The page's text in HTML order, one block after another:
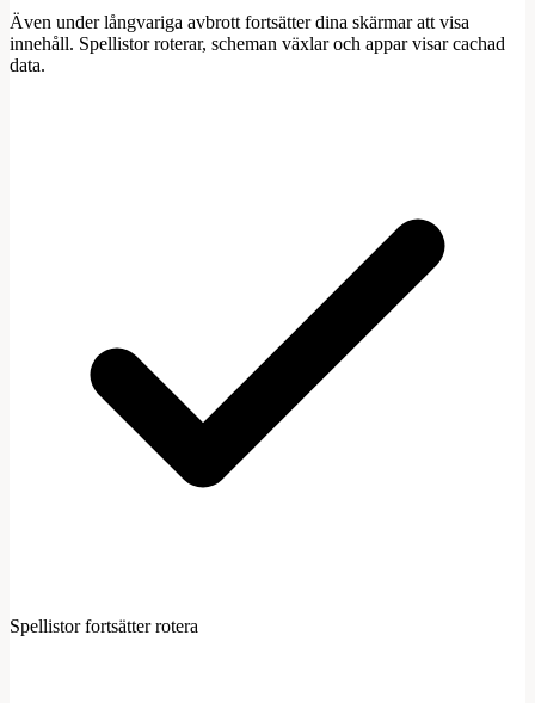
Även under långvariga avbrott fortsätter dina skärmar att visa
innehåll. Spellistor roterar, scheman växlar och appar visar cachad
data.
Spellistor fortsätter rotera